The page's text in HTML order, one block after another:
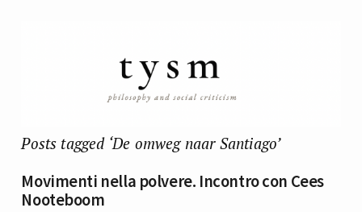
Posts tagged ‘De omweg naar Santiago’
Movimenti nella polvere. Incontro con Cees
Nooteboom